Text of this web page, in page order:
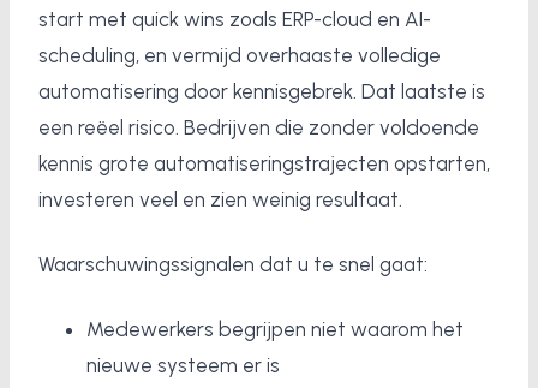
start met quick wins zoals ERP-cloud en AI-
scheduling, en vermijd overhaaste volledige
automatisering door kennisgebrek. Dat laatste is
een reëel risico. Bedrijven die zonder voldoende
kennis grote automatiseringstrajecten opstarten,
investeren veel en zien weinig resultaat.
Waarschuwingssignalen dat u te snel gaat:
Medewerkers begrijpen niet waarom het
nieuwe systeem er is